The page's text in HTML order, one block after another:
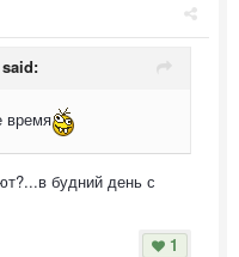
said:
время
будний день с
1